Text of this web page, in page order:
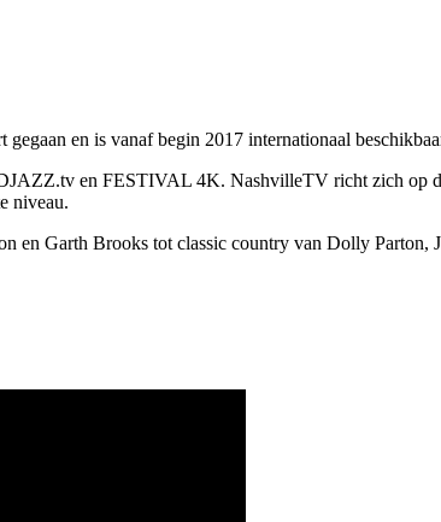
en is vanaf begin 2017 internationaal
en FESTIVAL 4K. NashvilleTV richt zich op
niveau.
en Garth Brooks tot classic country van Dolly